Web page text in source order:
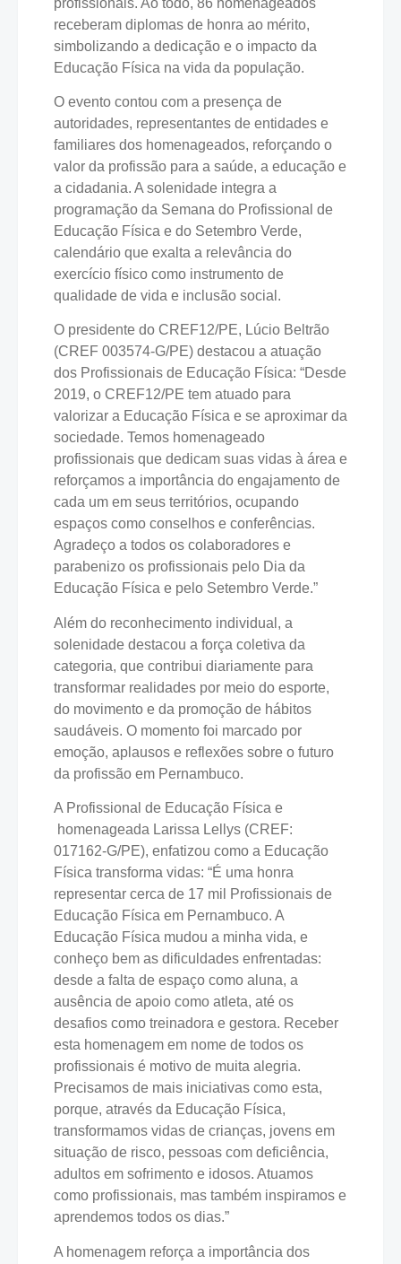
receberam diplomas de honra ao mérito,
simbolizando a dedicação e o impacto da
Educação Física na vida da população.
O evento contou com a presença de
autoridades, representantes de entidades e
familiares dos homenageados, reforçando o
valor da profissão para a saúde, a educação e
a cidadania. A solenidade integra a
programação da Semana do Profissional de
Educação Física e do Setembro Verde,
calendário que exalta a relevância do
exercício físico como instrumento de
qualidade de vida e inclusão social.
O presidente do CREF12/PE, Lúcio Beltrão
(CREF 003574-G/PE) destacou a atuação
dos Profissionais de Educação Física: “Desde
2019, o CREF12/PE tem atuado para
valorizar a Educação Física e se aproximar da
sociedade. Temos homenageado
profissionais que dedicam suas vidas à área e
reforçamos a importância do engajamento de
cada um em seus territórios, ocupando
espaços como conselhos e conferências.
Agradeço a todos os colaboradores e
parabenizo os profissionais pelo Dia da
Educação Física e pelo Setembro Verde.”
Além do reconhecimento individual, a
solenidade destacou a força coletiva da
categoria, que contribui diariamente para
transformar realidades por meio do esporte,
do movimento e da promoção de hábitos
saudáveis. O momento foi marcado por
emoção, aplausos e reflexões sobre o futuro
da profissão em Pernambuco.
A Profissional de Educação Física e
homenageada Larissa Lellys (CREF:
017162-G/PE), enfatizou como a Educação
Física transforma vidas: “É uma honra
representar cerca de 17 mil Profissionais de
Educação Física em Pernambuco. A
Educação Física mudou a minha vida, e
conheço bem as dificuldades enfrentadas:
desde a falta de espaço como aluna, a
ausência de apoio como atleta, até os
desafios como treinadora e gestora. Receber
esta homenagem em nome de todos os
profissionais é motivo de muita alegria.
Precisamos de mais iniciativas como esta,
porque, através da Educação Física,
transformamos vidas de crianças, jovens em
situação de risco, pessoas com deficiência,
adultos em sofrimento e idosos. Atuamos
como profissionais, mas também inspiramos e
aprendemos todos os dias.”
A homenagem reforça a importância dos